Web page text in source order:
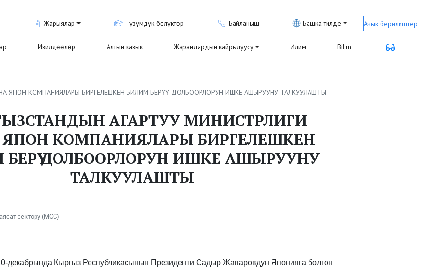
Жарыялар Түзүмдүк бөлүктөр Байланыш Башка тилде Ачык берилиштер
Изилдөөлөр Алтын казык Жарандардын кайрылуусу Илим Bilim
ЯПОН КОМПАНИЯЛАРЫ БИРГЕЛЕШКЕН БИЛИМ БЕРҮҮ ДОЛБООРЛОРУН ИШКЕ АШЫРУУНУ ТАЛКУУЛАШТЫ
АГАРТУУ МИНИСТРЛИГИ
КОМПАНИЯЛАРЫ БИРГЕЛЕШКЕН
ДОЛБООРЛОРУН ИШКЕ АШЫРУУНУ
ТАЛКУУЛАШТЫ
сектору (МСС)
декабрында Кыргыз Республикасынын Президенти Садыр Жапаровдун Японияга болгон